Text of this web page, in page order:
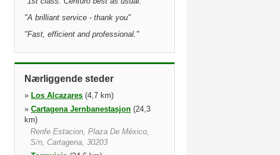
"A brilliant service - thank you"
"Fast, efficient and professional. "
Nærliggende steder
» Los Alcazares (4,7 km)
» Cartagena Jernbanestasjon (24,3
km)
Renfe Estacion, Plaza De México,
S/n, Cartagena, 30203